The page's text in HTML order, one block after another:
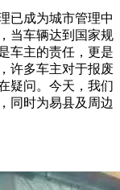
已成为城市管理中
当车辆达到国家规
车主的责任，更是
许多车主对于报废
疑问。今天，我们
同时为易县及周边